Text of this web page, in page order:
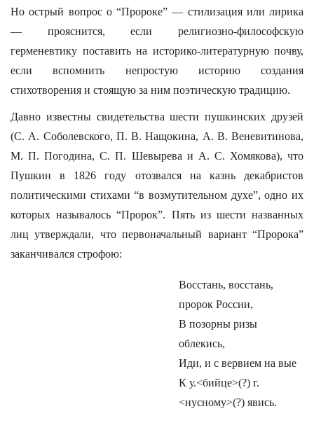
Но острый вопрос о “Пророке” — стилизация или лирика
— прояснится, если религиозно-философскую
герменевтику поставить на историко-литературную почву,
если вспомнить непростую историю создания
стихотворения и стоящую за ним поэтическую традицию.
Давно известны свидетельства шести пушкинских друзей
(С. А. Соболевского, П. В. Нащокина, А. В. Веневитинова,
М. П. Погодина, С. П. Шевырева и А. С. Хомякова), что
Пушкин в 1826 году отозвался на казнь декабристов
политическими стихами “в возмутительном духе”, одно их
которых называлось “Пророк”. Пять из шести названных
лиц утверждали, что первоначальный вариант “Пророка”
заканчивался строфою:
Восстань, восстань,
пророк России,
В позорны ризы
облекись,
Иди, и с вервием на вые
К у.<бийце>(?) г.
<нусному>(?) явись.